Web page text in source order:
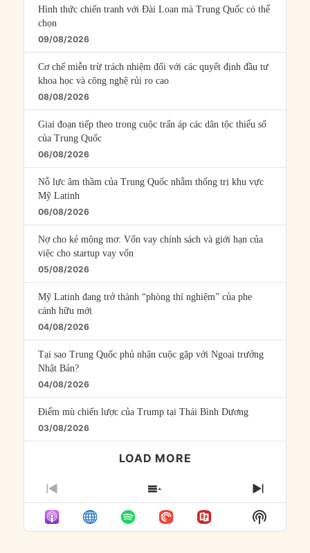
Hình thức chiến tranh với Đài Loan mà Trung Quốc có thể
chọn
09/08/2026
Cơ chế miễn trừ trách nhiệm đối với các quyết định đầu tư
khoa học và công nghệ rủi ro cao
08/08/2026
Giai đoạn tiếp theo trong cuộc trấn áp các dân tộc thiểu số
của Trung Quốc
06/08/2026
Nỗ lực âm thầm của Trung Quốc nhằm thống trị khu vực
Mỹ Latinh
06/08/2026
Nợ cho kẻ mộng mơ: Vốn vay chính sách và giới hạn của
việc cho startup vay vốn
05/08/2026
Mỹ Latinh đang trở thành “phòng thí nghiệm” của phe
cánh hữu mới
04/08/2026
Tại sao Trung Quốc phủ nhận cuộc gặp với Ngoại trưởng
Nhật Bản?
04/08/2026
Điểm mù chiến lược của Trump tại Thái Bình Dương
03/08/2026
LOAD MORE
PREVIOUS
EPISODE
SHOW
EPISODES
LIST
NEXT
Show
Podcast